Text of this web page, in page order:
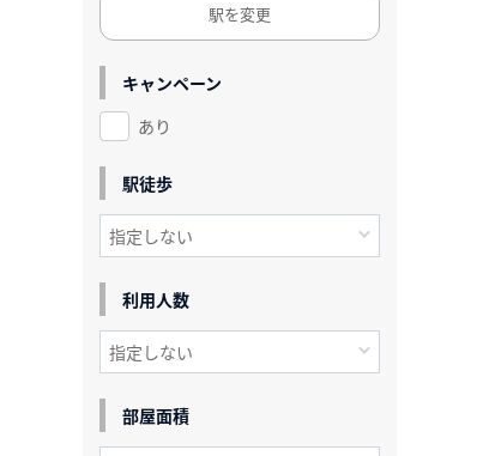
駅を変更
キャンペーン
あり
駅徒歩
利用人数
部屋面積